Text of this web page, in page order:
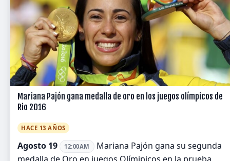
Mariana Pajón gana medalla de oro en los juegos olímpicos de
Rio 2016
HACE 13 AÑOS
Agosto 19 12:00AM
Mariana Pajón gana su segunda